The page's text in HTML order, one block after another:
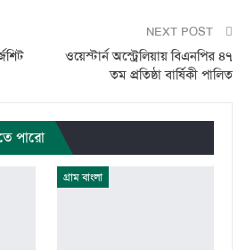
NEXT POST
ওয়েস্টার্ন অস্ট্রেলিয়ায় বিএনপির ৪৭
তম প্রতিষ্ঠা বার্ষিকী পালিত
পারো
গ্রাম বাংলা